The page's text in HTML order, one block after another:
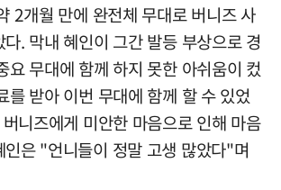
2개월 만에 완전체 무대로 버니즈 사
. 막내 혜인이 그간 발등 부상으로 경
요 무대에 함께 하지 못한 아쉬움이 컸
를 받아 이번 무대에 함께 할 수 있었
니즈에게 미안한 마음으로 인해 마음
인은 "언니들이 정말 고생 많았다"며